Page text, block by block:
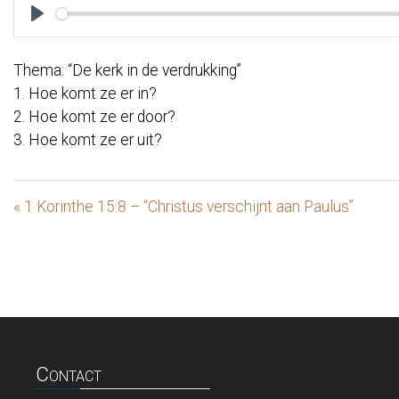
Play
Thema: “De kerk in de verdrukking”
1. Hoe komt ze er in?
2. Hoe komt ze er door?
3. Hoe komt ze er uit?
« 1 Korinthe 15:8 – “Christus verschijnt aan Paulus”
Contact